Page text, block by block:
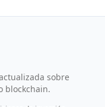
sobre
blockchain.